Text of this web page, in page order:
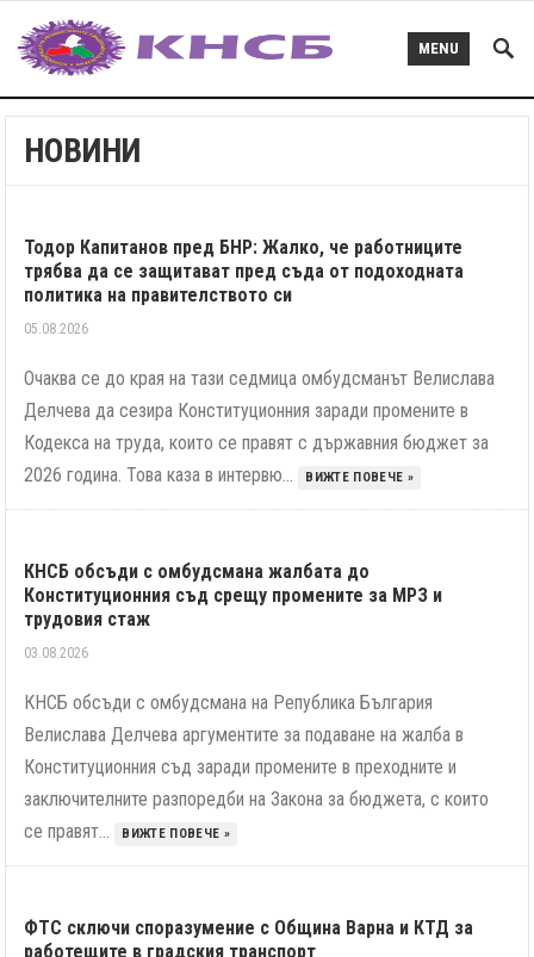
MENU
НОВИНИ
Тодор Капитанов пред БНР: Жалко, че работниците
трябва да се защитават пред съда от подоходната
политика на правителството си
05.08.2026
Очаква се до края на тази седмица омбудсманът Велислава
Делчева да сезира Конституционния заради промените в
Кодекса на труда, които се правят с държавния бюджет за
2026 година. Това каза в интервю...
ВИЖТЕ ПОВЕЧЕ »
КНСБ обсъди с омбудсмана жалбата до
Конституционния съд срещу промените за МРЗ и
трудовия стаж
03.08.2026
КНСБ обсъди с омбудсмана на Република България
Велислава Делчева аргументите за подаване на жалба в
Конституционния съд заради промените в преходните и
заключителните разпоредби на Закона за бюджета, с които
се правят...
ВИЖТЕ ПОВЕЧЕ »
ФТС сключи споразумение с Община Варна и КТД за
работещите в градския транспорт